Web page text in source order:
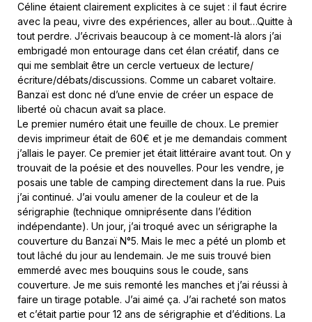
Céline étaient clairement explicites à ce sujet : il faut écrire
avec la peau, vivre des expériences, aller au bout…Quitte à
tout perdre. J’écrivais beaucoup à ce moment-là alors j’ai
embrigadé mon entourage dans cet élan créatif, dans ce
qui me semblait être un cercle vertueux de lecture/
écriture/débats/discussions. Comme un cabaret voltaire.
Banzaï est donc né d’une envie de créer un espace de
liberté où chacun avait sa place.
Le premier numéro était une feuille de choux. Le premier
devis imprimeur était de 60€ et je me demandais comment
j’allais le payer. Ce premier jet était littéraire avant tout. On y
trouvait de la poésie et des nouvelles. Pour les vendre, je
posais une table de camping directement dans la rue. Puis
j’ai continué. J’ai voulu amener de la couleur et de la
sérigraphie (technique omniprésente dans l’édition
indépendante). Un jour, j’ai troqué avec un sérigraphe la
couverture du Banzaï N°5. Mais le mec a pété un plomb et
tout lâché du jour au lendemain. Je me suis trouvé bien
emmerdé avec mes bouquins sous le coude, sans
couverture. Je me suis remonté les manches et j’ai réussi à
faire un tirage potable. J’ai aimé ça. J’ai racheté son matos
et c’était partie pour 12 ans de sérigraphie et d’éditions. La